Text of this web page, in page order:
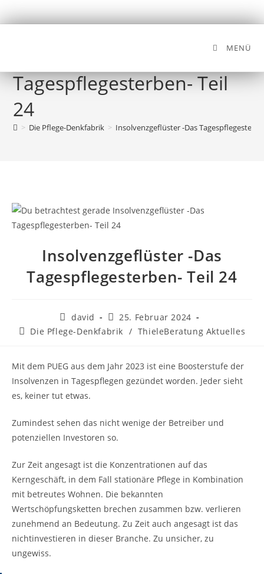
MENÜ
Insolvenzgeflüster -Das
Tagespflegesterben- Teil
24
> Die Pflege-Denkfabrik > Insolvenzgeflüster -Das
Insolvenzgeflüster -Das
Tagespflegesterben- Teil 24
david
25. Februar 2024
Die Pflege-Denkfabrik / ThieleBeratung Aktuelles
Mit dem PUEG aus dem Jahr 2023 ist eine Boosterstufe der
Insolvenzen in Tagespflegen gezündet worden. Jeder sieht
es, keiner tut etwas.
Zumindest sehen das nicht wenige der Betreiber und
potenziellen Investoren so.
Zur Zeit angesagt ist die Konzentrationen auf das
Kerngeschäft, in dem Fall stationäre Pflege in Kombination
mit betreutes Wohnen. Die bekannten
Wertschöpfungsketten brechen zusammen bzw. verlieren
zunehmend an Bedeutung. Zu Zeit auch angesagt ist das
nichtinvestieren in dieser Branche. Zu unsicher, zu
ungewiss.